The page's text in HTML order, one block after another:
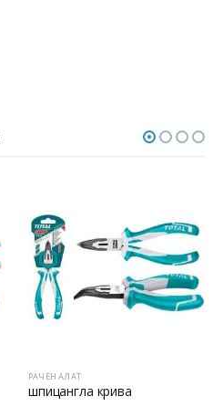
РАЧЕН АЛАТ
шпицангла крива